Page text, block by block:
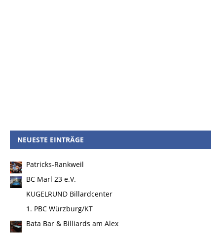
NEUESTE EINTRÄGE
Patricks-Rankweil
BC Marl 23 e.V.
KUGELRUND Billardcenter
1. PBC Würzburg/KT
Bata Bar & Billiards am Alex